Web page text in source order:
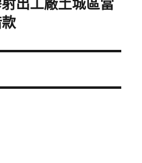
出工廠土城區當